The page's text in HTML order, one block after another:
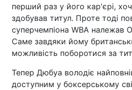
перший раз у його кар'єрі,
здобував титул. Проте тоді
суперчемпіона WBA належав
Саме завдяки йому
можливість поборотися за
Тепер Дюбуа володіє
доступним у боксерському